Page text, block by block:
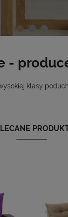
-
klasy